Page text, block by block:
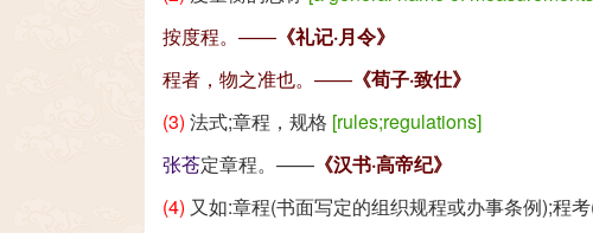
按度程。—— 《礼记·月令》
程者，物之准也。—— 《荀子·致仕》
(3) 法式;章程，规格 [rules;regulations]
张苍定章程。—— 《汉书·高帝纪》
(4) 又如:章程(书面写定的组织规程或办事条例);程